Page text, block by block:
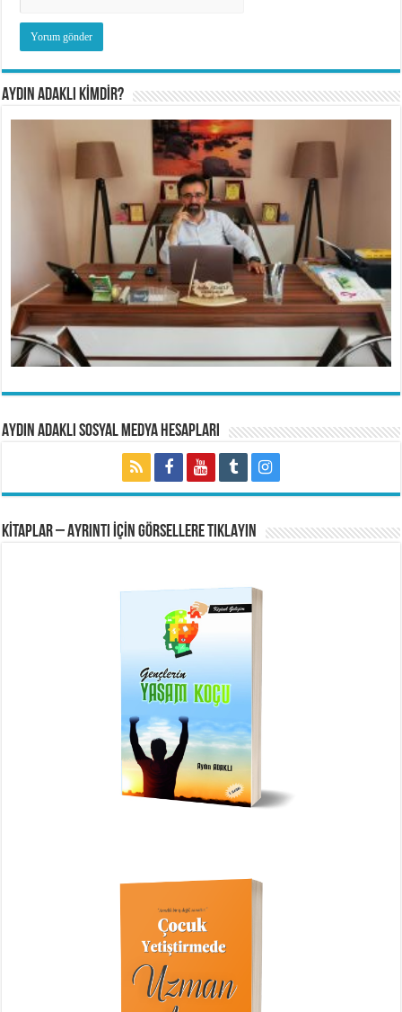
AYDIN ADAKLI KİMDİR?
Aydın Adaklı Sosyal Medya Hesapları
KİTAPLAR – AYRINTI İÇİN GÖRSELLERE TIKLAYIN